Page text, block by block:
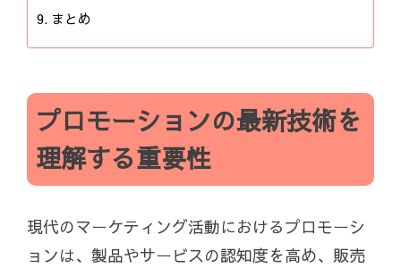
まとめ
プロモーションの最新技術を
理解する重要性
現代のマーケティング活動におけるプロモーシ
ョンは、製品やサービスの認知度を高め、販売